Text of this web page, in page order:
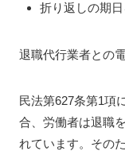
折り返しの期
退職代行業者との
民法第627条第1項
合、労働者は退職
れています。その